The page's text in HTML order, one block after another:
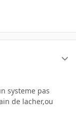
systeme pas
de lacher,ou